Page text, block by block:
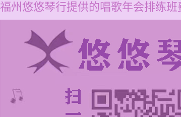
福州悠悠琴行提供的唱歌年会排练班